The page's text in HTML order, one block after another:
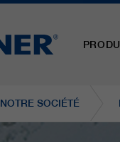
NOTRE SOCIÉTÉ